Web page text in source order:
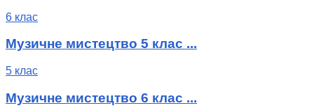
6 клас
Музичне мистецтво 5 клас ...
5 клас
Музичне мистецтво 6 клас ...